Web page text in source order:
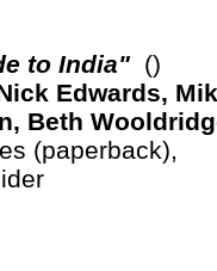
to India"()
Edwards,
Beth
(paperback),